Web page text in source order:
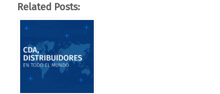
Related Posts: